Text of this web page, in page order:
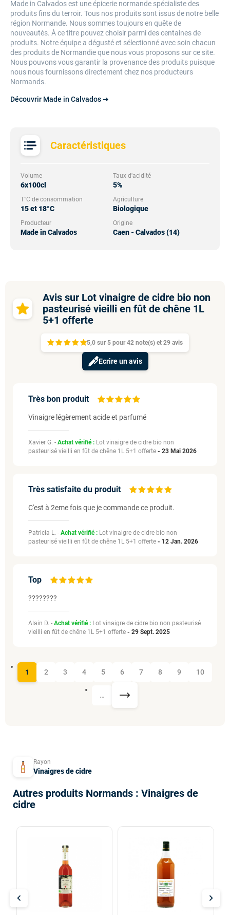
Caractéristiques
Volume
6x100cl
Taux d'acidité
5%
T°C de consommation
15 et 18°C
Agriculture
Biologique
Producteur
Made in Calvados
Origine
Caen - Calvados (14)
Made in Calvados est une épicerie normande spécialiste des
produits fins du terroir. Tous nos produits sont issus de notre belle
région Normande. Nous sommes toujours en quête de
nouveautés. Àce titre pouvez choisir parmi des centaines de
produits. Notre équipe a dégusté et sélectionné avec soin chacun
des produits de Normandie que nous vous proposons sur ce site.
Nous pouvons vous garantir la provenance des produits puisque
nous nous fournissons directement chez nos producteurs
Normands.
Découvrir Made in Calvados ➔
Avis sur Lot vinaigre de cidre bio non
pasteurisé vieilli en fût de chêne 1L
5+1 offerte
5,0 sur 5 pour 42 note(s) et 29 avis
Ecrire un avis
Très bon produit
Vinaigre légèrement acide et parfumé
Xavier G. - Achat vérifié : Lot vinaigre de cidre bio non
pasteurisé vieilli en fût de chêne 1L 5+1 offerte - 23 Mai 2026
Très satisfaite du produit
C'est à 2eme fois que je commande ce produit.
Patricia L. - Achat vérifié : Lot vinaigre de cidre bio non
pasteurisé vieilli en fût de chêne 1L 5+1 offerte - 12 Jan. 2026
Top
????????
Alain D. - Achat vérifié : Lot vinaigre de cidre bio non pasteurisé
vieilli en fût de chêne 1L 5+1 offerte - 29 Sept. 2025
1 2 3 4 5 6 7 8 9 10
…
Rayon
Vinaigres de cidre
Autres produits Normands : Vinaigres de
cidre
chevron_left chevron_right